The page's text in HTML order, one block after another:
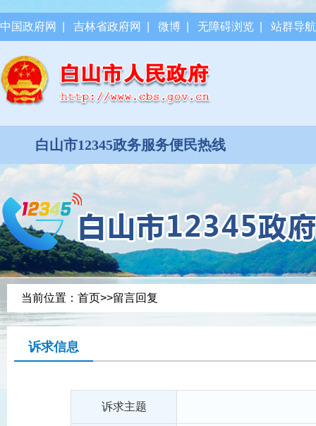
中国政府网 吉林省政府网 微博 无障碍浏览 站群导航
白山市12345政务服务便民热线
当前位置： 首页>>留言回复
诉求信息
诉求主题